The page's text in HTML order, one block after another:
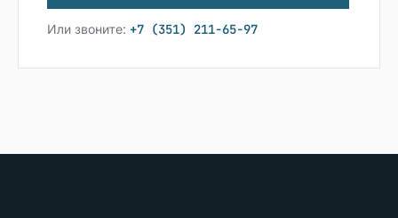
Или звоните: +7 (351) 211-65-97